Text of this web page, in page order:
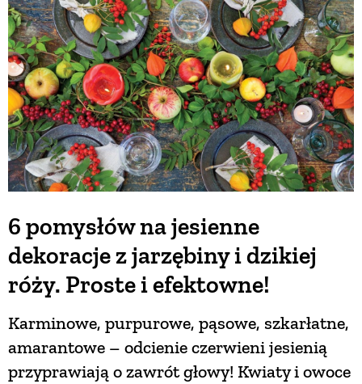
6 pomysłów na jesienne
dekoracje z jarzębiny i dzikiej
róży. Proste i efektowne!
Karminowe, purpurowe, pąsowe, szkarłatne,
amarantowe – odcienie czerwieni jesienią
przyprawiają o zawrót głowy! Kwiaty i owoce
BUDUJEMY DOM
OGRÓD
WARZYWA I OWOCE
PORADY
PROJEKTOWANIE OGRODU